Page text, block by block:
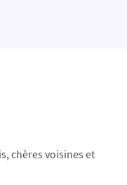
chères voisines et